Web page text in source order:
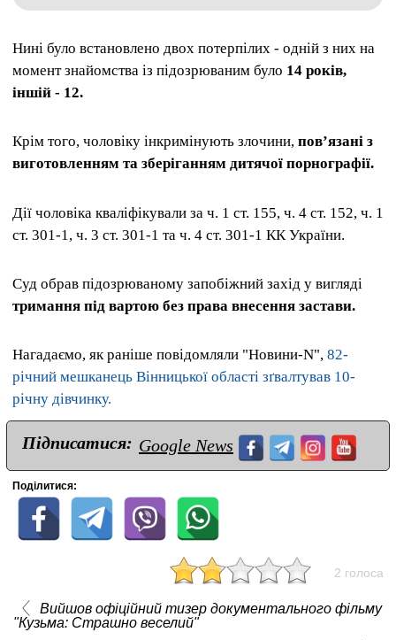
Нині було встановлено двох потерпілих - одній з них на
момент знайомства із підозрюваним було 14 років,
іншій - 12.
Крім того, чоловіку інкримінують злочини, повʼязані з
виготовленням та зберіганням дитячої порнографії.
Дії чоловіка кваліфікували за ч. 1 ст. 155, ч. 4 ст. 152, ч. 1
ст. 301-1, ч. 3 ст. 301-1 та ч. 4 ст. 301-1 КК України.
Суд обрав підозрюваному запобіжний захід у вигляді
тримання під вартою без права внесення застави.
Нагадаємо, як раніше повідомляли "Новини-N", 82-
річний мешканець Вінницької області зґвалтував 10-
річну дівчинку.
Підписатися: Google News
Поділитися:
2 голоса
Вийшов офіційний тизер документального фільму
"Кузьма: Страшно веселий"